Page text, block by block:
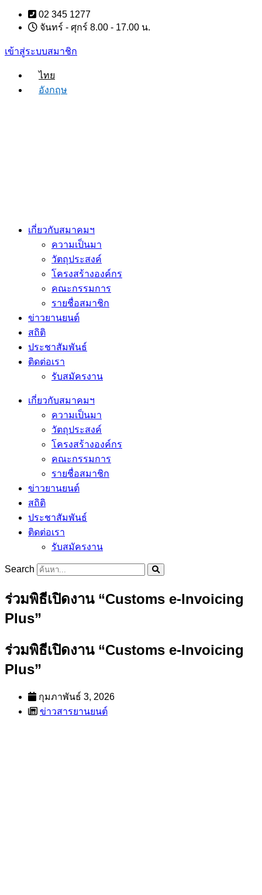
Skip
content
02 345 1277
จันทร์ - ศุกร์ 8.00 - 17.00 น.
เข้าสู่ระบบสมาชิก
ไทย
อังกฤษ
เกี่ยวกับสมาคมฯ
ความเป็นมา
วัตถุประสงค์
โครงสร้างองค์กร
คณะกรรมการ
รายชื่อสมาชิก
ข่าวยานยนต์
สถิติ
ประชาสัมพันธ์
ติดต่อเรา
รับสมัครงาน
เกี่ยวกับสมาคมฯ
ความเป็นมา
วัตถุประสงค์
โครงสร้างองค์กร
คณะกรรมการ
รายชื่อสมาชิก
ข่าวยานยนต์
สถิติ
ประชาสัมพันธ์
ติดต่อเรา
รับสมัครงาน
Search
ร่วมพิธีเปิดงาน “Customs e-Invoicing
Plus”
ร่วมพิธีเปิดงาน “Customs e-Invoicing
Plus”
กุมภาพันธ์ 3, 2026
ข่าวสารยานยนต์